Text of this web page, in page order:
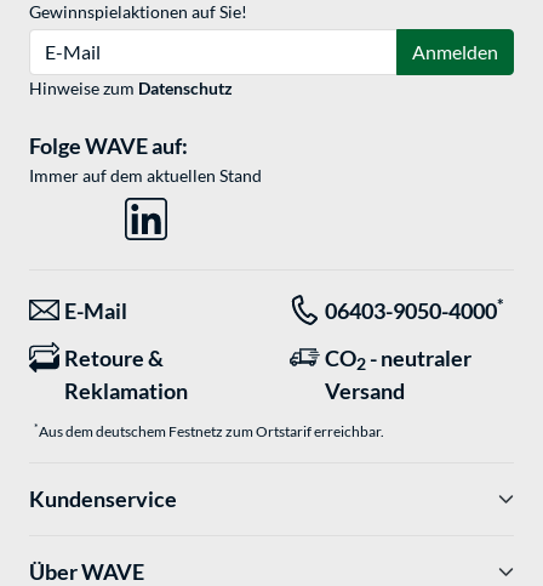
Gewinnspielaktionen auf Sie!
Anmelden
Hinweise zum Datenschutz
Folge WAVE auf:
Immer auf dem aktuellen Stand
E-Mail 06403-9050-4000*
Retoure &
Reklamation
CO2 - neutraler
Versand
*Aus dem deutschem Festnetz zum Ortstarif erreichbar.
Kundenservice
Über WAVE